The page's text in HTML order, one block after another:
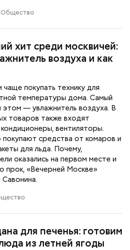
Общество
хит среди москвичей:
воздуха и как
покупать технику для
температуры дома. Самый
этом — увлажнитель воздуха. В
товаров также входят
вентиляторы.
средства от комаров и
для льда. Почему,
оказались на первом месте и
прок, «Вечерней Москве»
Савонина.
для печенья: готовим
из летней ягоды